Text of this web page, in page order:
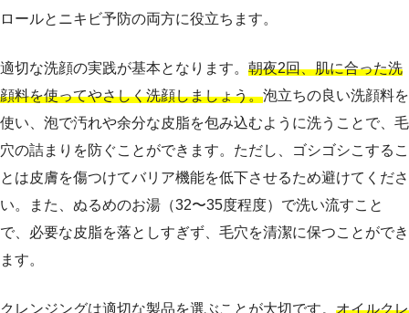
ロールとニキビ予防の両方に役立ちます。
適切な洗顔の実践が基本となります。 朝夜2回、肌に合った洗
顔料を使ってやさしく洗顔しましょう。泡立ちの良い洗顔料を
使い、泡で汚れや余分な皮脂を包み込むように洗うことで、毛
穴の詰まりを防ぐことができます。ただし、ゴシゴシこするこ
とは皮膚を傷つけてバリア機能を低下させるため避けてくださ
い。また、ぬるめのお湯（32〜35度程度）で洗い流すこと
で、必要な皮脂を落としすぎず、毛穴を清潔に保つことができ
ます。
クレンジングは適切な製品を選ぶことが大切です。 オイルクレ